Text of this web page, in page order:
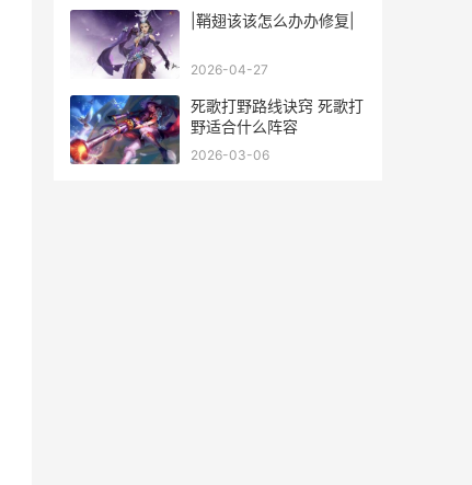
|鞘翅该该怎么办办修复|
2026-04-27
死歌打野路线诀窍 死歌打
野适合什么阵容
2026-03-06